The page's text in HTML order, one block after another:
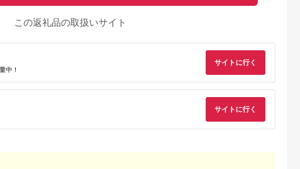
この返礼品の取扱いサイト
中！
サイトに行く
サイトに行く